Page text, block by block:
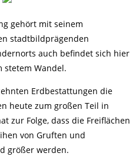
gehört mit seinem
stadtbildprägenden
auch befindet sich hier
stetem Wandel.
Erdbestattungen die
heute zum großen Teil in
zur Folge, dass die Freiflächen
von Gruften und
größer werden.